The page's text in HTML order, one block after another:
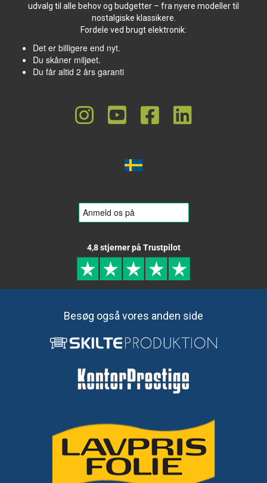
udvalg til alle behov og budgetter – fra nyere modeller til
nostalgiske klassikere.
Fordele ved brugt elektronik:
Det er billigere end nyt.
Du skåner miljøet.
Du får altid 2 års garanti
4,8 stjerner på Trustpilot
Besøg også vores anden side